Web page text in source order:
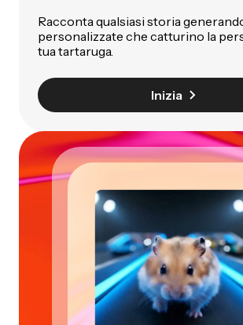
Racconta qualsiasi storia
personalizzate che catturino la
tua tartaruga.
Inizia